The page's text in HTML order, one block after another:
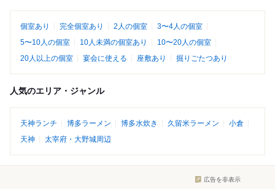
個室あり 完全個室あり 2人の個室
3〜4人の個室
5〜10人の個室
10人未満の個室あり
10〜20人の個室
20人以上の個室
宴会に使える 座敷あり 掘りごたつあり
人気のエリア・ジャンル
天神ランチ 博多ラーメン 博多水炊き 久留米ラーメン
小倉
天神
太宰府・大野城周辺
広告を非表示